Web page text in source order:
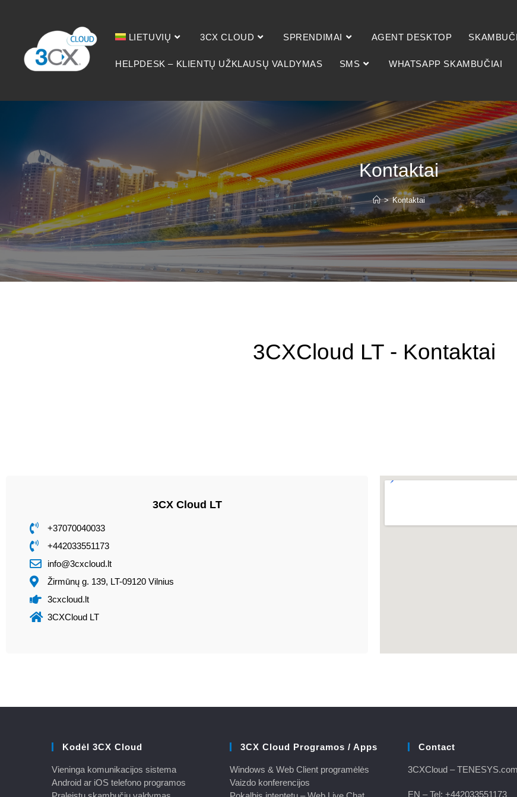
LIETUVIŲ 3CX CLOUD SPRENDIMAI AGENT DESKTOP
HELPDESK – KLIENTŲ UŽKLAUSŲ VALDYMAS SMS WHATSAPP SKAMBUČIAI
Kontaktai
> Kontaktai
3CXCloud LT - Kontaktai
3CX Cloud LT
+37070040033
+442033551173
info@3cxcloud.lt
Žirmūnų g. 139, LT-09120 Vilnius
3cxcloud.lt
3CXCloud LT
Kodėl 3CX Cloud
Vieninga komunikacijos sistema
Android ar iOS telefono programos
3CX Cloud Programos / Apps
Windows & Web Client programėlės
Vaizdo konferencijos
Contact
3CXCloud – TENESYS.com
EN – Tel: +442033551173